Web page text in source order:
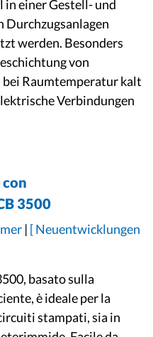
in einer Gestell- und
Durchzugsanlagen
werden. Besonders
von
bei Raumtemperatur kalt
Verbindungen
3500
| [ Neuentwicklungen
basato sulla
è ideale per la
stampati, sia in